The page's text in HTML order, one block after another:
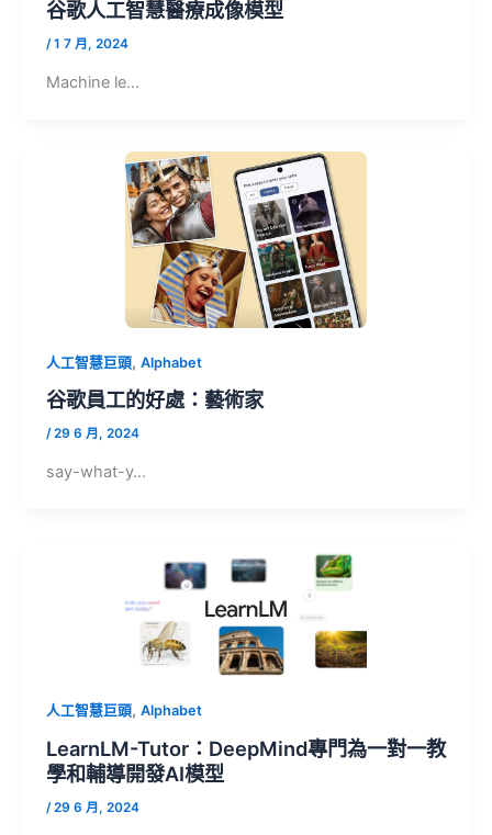
谷歌人工智慧醫療成像模型
/1 7 月, 2024
Machine le…
人工智慧巨頭, Alphabet
谷歌員工的好處：藝術家
/29 6 月, 2024
say-what-y…
人工智慧巨頭, Alphabet
LearnLM-Tutor：DeepMind專門為一對一教
學和輔導開發AI模型
/29 6 月, 2024